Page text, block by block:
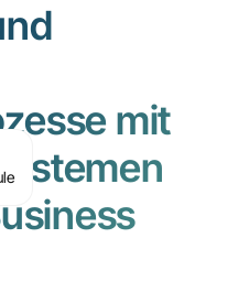
mit